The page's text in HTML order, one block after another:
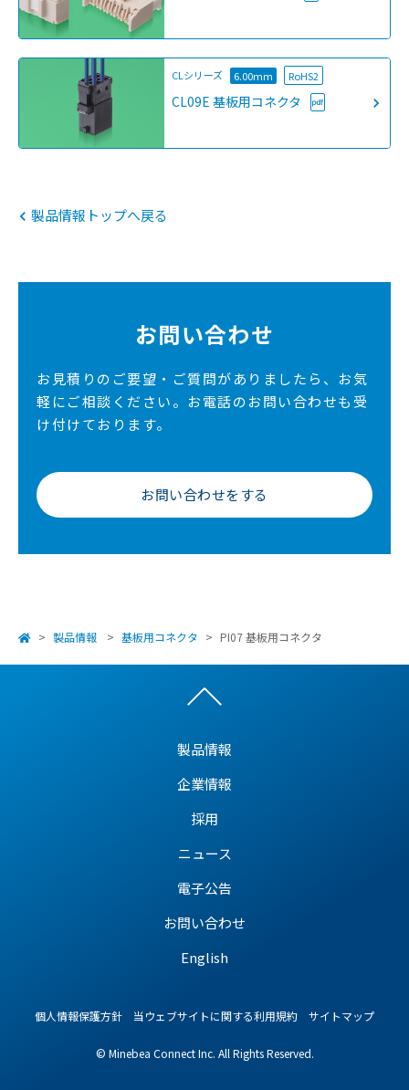
CLシリーズ 6.00mm RoHS2
CL09E 基板用コネクタ
製品情報トップへ戻る
お問い合わせ
お見積りのご要望・ご質問がありましたら、お気
軽にご相談ください。 お電話のお問い合わせも受
け付けております。
お問い合わせをする
製品情報 基板用コネクタ PI07 基板用コネクタ
製品情報
企業情報
採用
ニュース
電子公告
お問い合わせ
English
個人情報保護方針 当ウェブサイトに関する利用規約 サイトマップ
© Minebea Connect Inc. All Rights Reserved.